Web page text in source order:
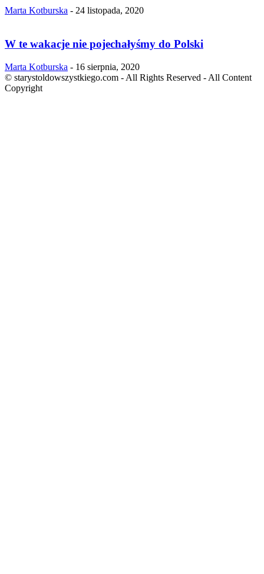
Marta Kotburska - 24 listopada, 2020
W te wakacje nie pojechałyśmy do Polski
Marta Kotburska - 16 sierpnia, 2020
© starystoldowszystkiego.com - All Rights Reserved - All Content
Copyright